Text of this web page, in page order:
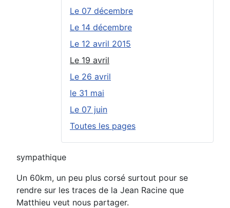
Le 07 décembre
Le 14 décembre
Le 12 avril 2015
Le 19 avril
Le 26 avril
le 31 mai
Le 07 juin
Toutes les pages
sympathique
Un 60km, un peu plus corsé surtout pour se
rendre sur les traces de la Jean Racine que
Matthieu veut nous partager.